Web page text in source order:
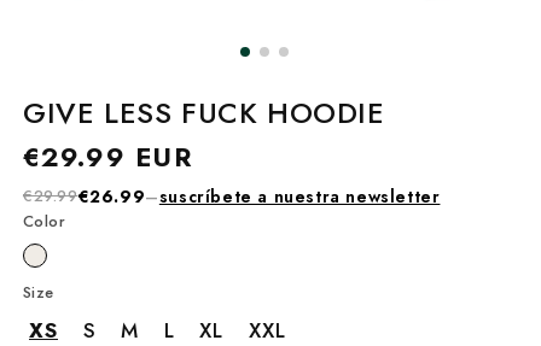
GIVE LESS FUCK HOODIE
Precio
€29.99 EUR
€29.99€26.99–suscríbete a nuestra newsletter
Size
XS S M L XL XXL
Color